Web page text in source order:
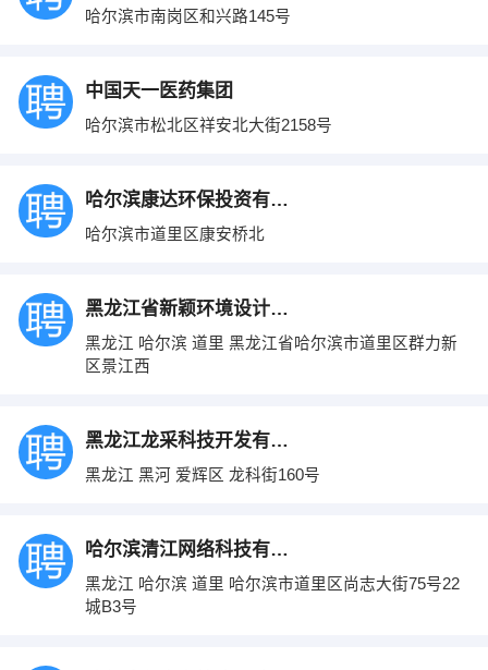
哈尔滨市南岗区和兴路145号
中国天一医药集团
哈尔滨市松北区祥安北大街2158号
哈尔滨康达环保投资有限公司
哈尔滨市道里区康安桥北
黑龙江省新颖环境设计工程有限公司
黑龙江 哈尔滨 道里 黑龙江省哈尔滨市道里区群力新
区景江西
黑龙江龙采科技开发有限责任公司黑河分公司
黑龙江 黑河 爱辉区 龙科街160号
哈尔滨清江网络科技有限公司
黑龙江 哈尔滨 道里 哈尔滨市道里区尚志大街75号22
城B3号